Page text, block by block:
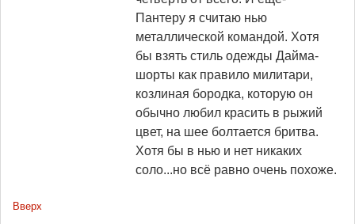
Пантеру я считаю нью
металлической командой. Хотя
бы взять стиль одежды Дайма-
шорты как правило милитари,
козлиная бородка, которую он
обычно любил красить в рыжий
цвет, на шее болтается бритва.
Хотя бы в нью и нет никаких
соло...но всё равно очень похоже.
Вверх